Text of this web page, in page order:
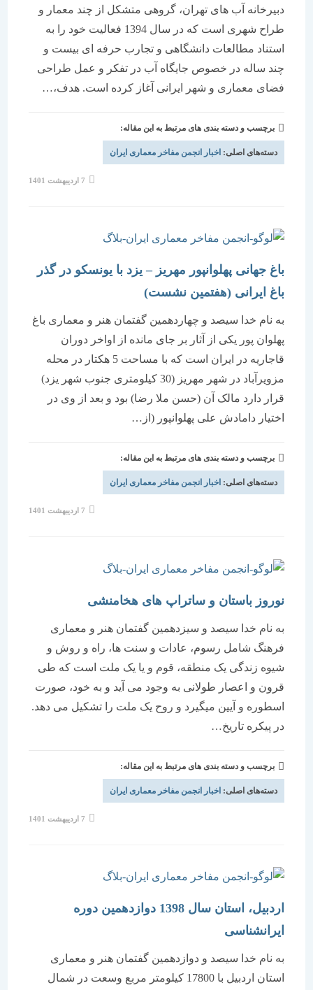
دبیرخانه آب های تهران، گروهی متشکل از چند معمار و
طراح شهری است که در سال 1394 فعالیت خود را به
استناد مطالعات دانشگاهی و تجارب حرفه ای بیست و
چند ساله در خصوص جایگاه آب در تفکر و عمل طراحی
فضای معماری و شهر ایرانی آغاز کرده است. هدف،…
برچسب و دسته بندی های مرتبط به این مقاله:
دسته‌های اصلی:اخبار انجمن مفاخر معماری ایران
باغ جهانی پهلوانپور مهریز – یزد با یونسکو در گذر
باغ ایرانی (هفتمین نشست)
به نام خدا سیصد و چهاردهمین گفتمان هنر و معماری باغ
پهلوان پور یکی از آثار بر جای مانده از اواخر دوران
قاجاریه در ایران است که با مساحت 5 هکتار در محله
مزویرآباد در شهر مهریز (30 کیلومتری جنوب شهر یزد)
قرار دارد مالک آن (حسن ملا رضا) بود و بعد از وی در
اختیار دامادش علی پهلوانپور (از…
برچسب و دسته بندی های مرتبط به این مقاله:
دسته‌های اصلی:اخبار انجمن مفاخر معماری ایران
نوروز باستان و ساتراپ های هخامنشی
به نام خدا سیصد و سیزدهمین گفتمان هنر و معماری
فرهنگ شامل رسوم، عادات و سنت ها، راه و روش و
شیوه زندگی یک منطقه، قوم و یا یک ملت است که طی
قرون و اعصار طولانی به وجود می آید و به خود، صورت
اسطوره و آیین میگیرد و روح یک ملت را تشکیل می دهد.
در پیکره تاریخ…
برچسب و دسته بندی های مرتبط به این مقاله:
دسته‌های اصلی:اخبار انجمن مفاخر معماری ایران
اردبیل، استان سال 1398 دوازدهمین دوره
ایرانشناسی
به نام خدا سیصد و دوازدهمین گفتمان هنر و معماری
استان اردبیل با 17800 کیلومتر مربع وسعت در شمال